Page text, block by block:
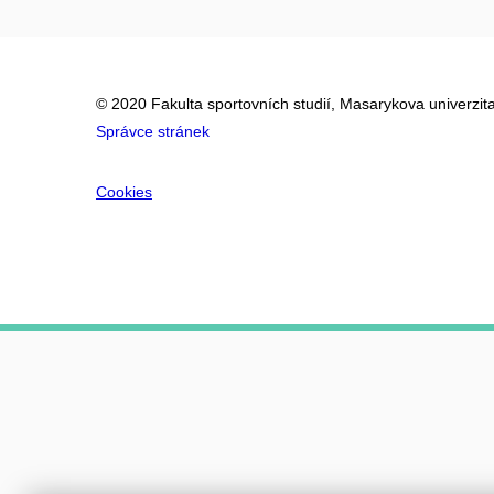
© 2020 Fakulta sportovních studií, Masarykova
Správce stránek
Cookies